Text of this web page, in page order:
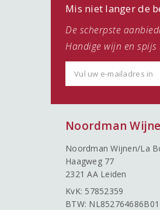
Mis niet langer de
De scherpste
Handige wijn en spijs
Noordman
Noordman Wijnen/La
Haagweg 77
2321 AA Leiden
KvK: 57852359
BTW: NL852764686B01